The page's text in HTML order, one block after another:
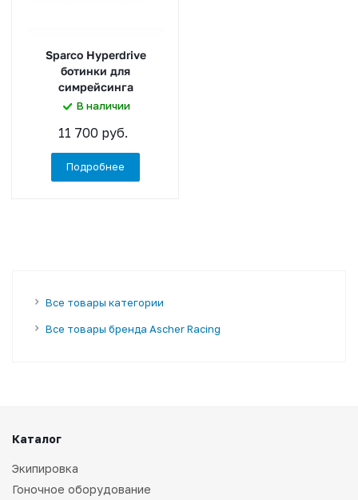
Sparco Hyperdrive
ботинки для
симрейсинга
В наличии
11 700 руб.
Подробнее
Все товары категории
Все товары бренда Ascher Racing
Каталог
Экипировка
Гоночное оборудование